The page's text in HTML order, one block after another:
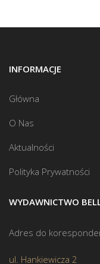
INFORMACJE
Główna
O Nas
Aktualności
Polityka Prywatności
WYDAWNICTWO
Adres do
ul. Hankiewicza 2